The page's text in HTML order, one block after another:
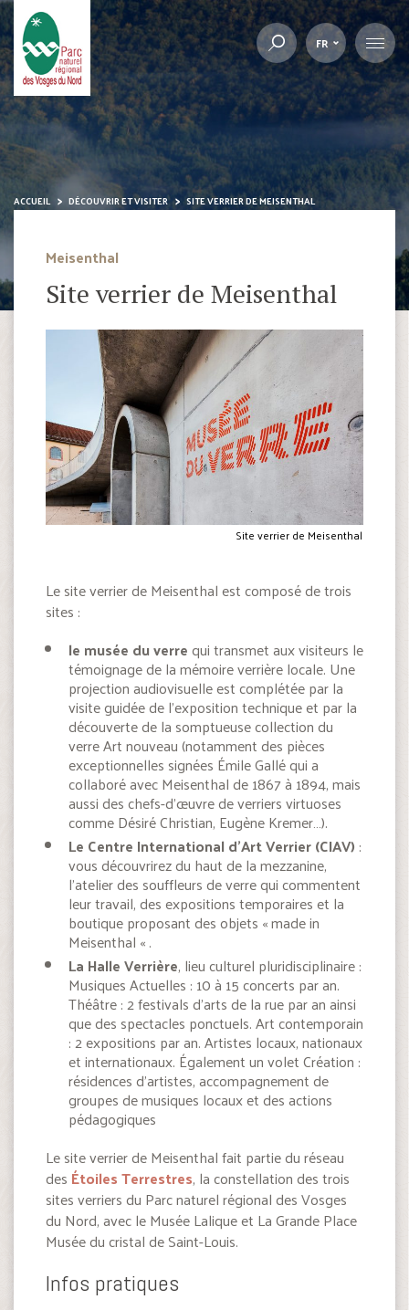
FR
ACCUEIL DÉCOUVRIR ET VISITER SITE VERRIER DE MEISENTHAL
Meisenthal
Site verrier de Meisenthal
Site verrier de Meisenthal
Le site verrier de Meisenthal est composé de trois
sites :
le musée du verrequi transmet aux visiteurs le
témoignage de la mémoire verrière locale. Une
projection audiovisuelle est complétée par la
visite guidée de l’exposition technique et par la
découverte de la somptueuse collection du
verre Art nouveau (notamment des pièces
exceptionnelles signées Émile Gallé qui a
collaboré avec Meisenthal de 1867 à 1894, mais
aussi des chefs-d’œuvre de verriers virtuoses
comme Désiré Christian, Eugène Kremer…).
Le Centre International d’Art Verrier (CIAV) :
vous découvrirez du haut de la mezzanine,
l’atelier des souffleurs de verre qui commentent
leur travail, des expositions temporaires et la
boutique proposant des objets « made in
Meisenthal « .
La Halle Verrière, lieu culturel pluridisciplinaire :
Musiques Actuelles : 10 à 15 concerts par an.
Théâtre : 2 festivals d’arts de la rue par an ainsi
que des spectacles ponctuels. Art contemporain
: 2 expositions par an. Artistes locaux, nationaux
et internationaux. Également un volet Création :
résidences d’artistes, accompagnement de
groupes de musiques locaux et des actions
pédagogiques
Le site verrier de Meisenthal fait partie du réseau
des Étoiles Terrestres, la constellation des trois
sites verriers du Parc naturel régional des Vosges
du Nord, avec le Musée Lalique et La Grande Place
Musée du cristal de Saint-Louis.
Infos pratiques